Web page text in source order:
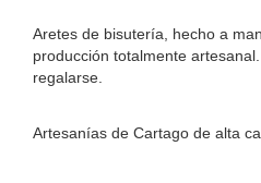
Aretes de bisutería, hecho a
producción totalmente
regalarse.
Artesanías de Cartago de alta